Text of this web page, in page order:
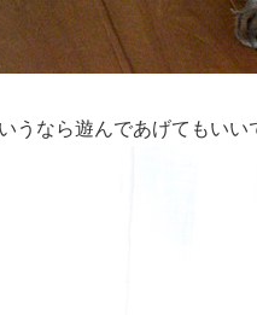
うなら遊んであげてもいい